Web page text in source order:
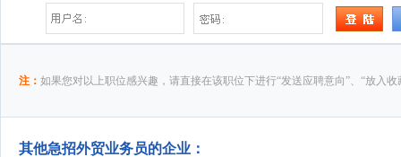
注： 如果您对以上职位感兴趣，请直接在该职位下进行“发送应聘意向”、“放入
其他急招外贸业务员的企业：